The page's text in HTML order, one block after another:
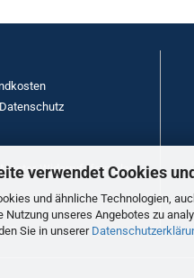
verwendet Cookies
und ähnliche Technologien,
Nutzung unseres Angebotes zu
Sie in unserer
Widerrufsformular